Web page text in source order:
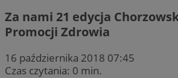
Za nami 21 edycja
Promocji Zdrowia
16 października 2018 07:45
Czas czytania: 0 min.